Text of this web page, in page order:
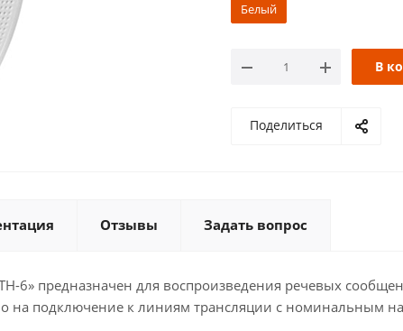
Белый
В
Поделиться
Отзывы Задать вопрос
6» предназначен для воспроизведения речевых
на подключение к линиям трансляции с номинальным